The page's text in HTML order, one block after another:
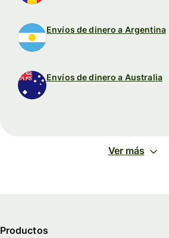
Envíos de dinero a Argentina
Envíos de dinero a Australia
Ver más
Productos